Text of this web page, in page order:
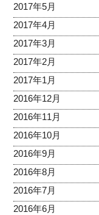
2017年5月
2017年4月
2017年3月
2017年2月
2017年1月
2016年12月
2016年11月
2016年10月
2016年9月
2016年8月
2016年7月
2016年6月